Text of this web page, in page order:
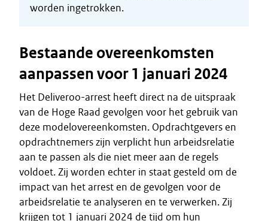
worden ingetrokken.
Bestaande overeenkomsten
aanpassen voor 1 januari 2024
Het Deliveroo-arrest heeft direct na de uitspraak
van de Hoge Raad gevolgen voor het gebruik van
deze modelovereenkomsten. Opdrachtgevers en
opdrachtnemers zijn verplicht hun arbeidsrelatie
aan te passen als die niet meer aan de regels
voldoet. Zij worden echter in staat gesteld om de
impact van het arrest en de gevolgen voor de
arbeidsrelatie te analyseren en te verwerken. Zij
krijgen tot 1 januari 2024 de tijd om hun